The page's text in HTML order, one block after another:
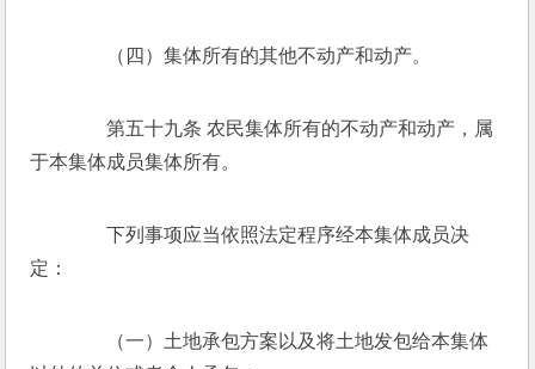
（四）集体所有的其他不动产和动产。
第五十九条 农民集体所有的不动产和动产，属
于本集体成员集体所有。
下列事项应当依照法定程序经本集体成员决
定：
（一）土地承包方案以及将土地发包给本集体